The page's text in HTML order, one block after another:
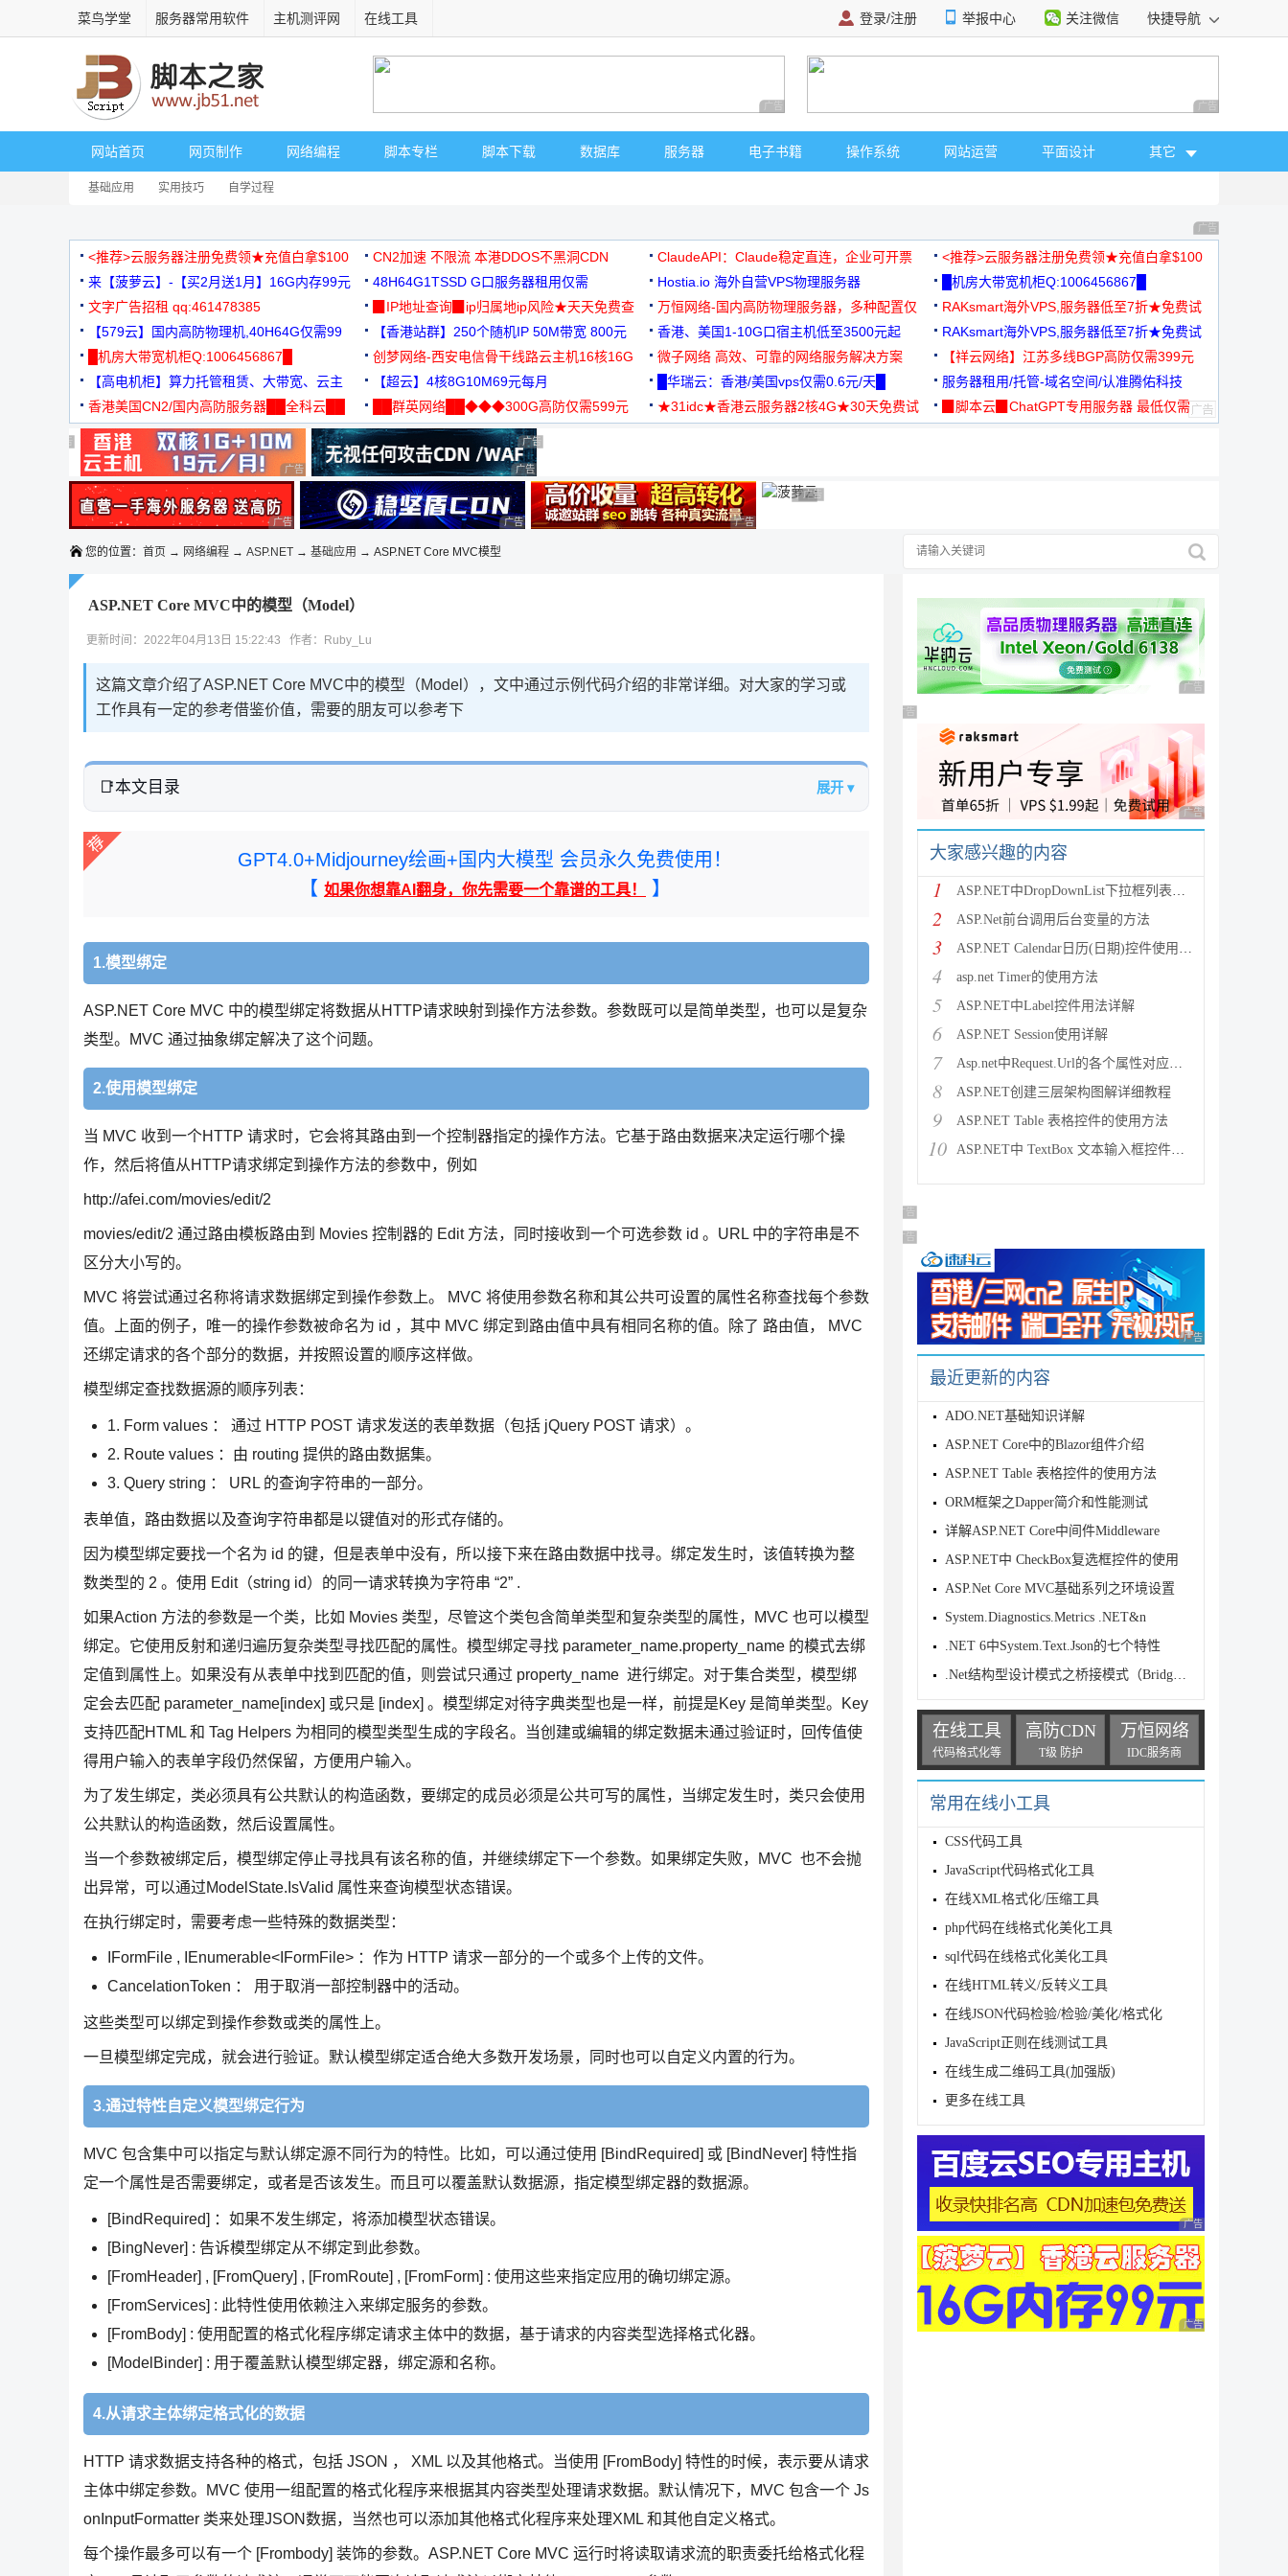
菜鸟学堂 服务器常用软件 主机测评网 在线工具 登录/注册 举报中心 关注微信 快捷导航
广告 商业广告，理性选择 广告 商业广告，理
网站首页 网页制作 网络编程 脚本专栏 脚本下载 数据库 服务器 电子书籍 操作系统 网站运营 平面设计 其它
基础应用 实用技巧 自学过程
广告 商业广告，理
<推荐>云服务器注册免费领★充值白拿$100 CN2加速 不限流 本港DDOS不黑洞CDN ClaudeAPI：Claude稳定直连，企业可开票
<推荐>云服务器注册免费领★充值白拿$100
来【菠萝云】-【买2月送1月】16G内存99元
48H64G1TSSD G口服务器租用仅需
3000+可免费测试
Hostia.io 海外自营VPS物理服务器
█机房大带宽机柜Q:1006456867█
文字广告招租 qq:461478385
▉IP地址查询▉ip归属地ip风险★天天免费查
万恒网络-国内高防物理服务器，多种配置仅
99元/月起
RAKsmart海外VPS,服务器低至7折★免费试
用★
【579云】国内高防物理机,40H64G仅需99
元
【香港站群】250个随机IP 50M带宽 800元 香港、美国1-10G口宿主机低至3500元起
RAKsmart海外VPS,服务器低至7折★免费试
用★
█机房大带宽机柜Q:1006456867█
创梦网络-西安电信骨干线路云主机16核16G
88元/月
微子网络 高效、可靠的网络服务解决方案
【祥云网络】江苏多线BGP高防仅需399元
【高电机柜】算力托管租赁、大带宽、云主
机
【超云】4核8G10M69元每月 █华瑞云：香港/美国vps仅需0.6元/天█
服务器租用/托管-域名空间/认准腾佑科技
香港美国CN2/国内高防服务器██全科云██
██群英网络██◆◆◆300G高防仅需599元
◆◆◆
★31idc★香港云服务器2核4G★30天免费试
▉脚本云▉ChatGPT专用服务器 最低仅需
广告 商业广告，理性选择
广告 商业广告，理性选择
广告 商业广告，理性选择 广告 商业广告，理性选择
广告 商业广告，理性选择
广告 商业广告，理性选择 广告 商业广告，理性选择 广告 商业广告，理性选择
广告 商业广告，理性选择
广告 商业广告，理性选择
您的位置： 首页 → 网络编程 → ASP.NET → 基础应用 → ASP.NET Core MVC模型
ASP.NET Core MVC中的模型（Model）
更新时间：2022年04月13日 15:22:43 作者：Ruby_Lu
这篇文章介绍了ASP.NET Core MVC中的模型（Model），文中通过示例代码介绍的非常详细。对大家的学习或
工作具有一定的参考借鉴价值，需要的朋友可以参考下
本文目录 展开 ▾
GPT4.0+Midjourney绘画+国内大模型 会员永久免费使用！
【 如果你想靠AI翻身，你先需要一个靠谱的工具！ 】
1.模型绑定
ASP.NET Core MVC 中的模型绑定将数据从HTTP请求映射到操作方法参数。参数既可以是简单类型，也可以是复杂
类型。MVC 通过抽象绑定解决了这个问题。
2.使用模型绑定
当 MVC 收到一个HTTP 请求时，它会将其路由到一个控制器指定的操作方法。它基于路由数据来决定运行哪个操
作，然后将值从HTTP请求绑定到操作方法的参数中，例如
http://afei.com/movies/edit/2
movies/edit/2 通过路由模板路由到 Movies 控制器的 Edit 方法，同时接收到一个可选参数 id 。URL 中的字符串是不
区分大小写的。
MVC 将尝试通过名称将请求数据绑定到操作参数上。 MVC 将使用参数名称和其公共可设置的属性名称查找每个参数
值。上面的例子，唯一的操作参数被命名为 id ，其中 MVC 绑定到路由值中具有相同名称的值。除了 路由值， MVC
还绑定请求的各个部分的数据，并按照设置的顺序这样做。
模型绑定查找数据源的顺序列表：
1. Form values ： 通过 HTTP POST 请求发送的表单数据（包括 jQuery POST 请求）。
2. Route values ：由 routing 提供的路由数据集。
3. Query string ： URL 的查询字符串的一部分。
表单值，路由数据以及查询字符串都是以键值对的形式存储的。
因为模型绑定要找一个名为 id 的键，但是表单中没有，所以接下来在路由数据中找寻。绑定发生时，该值转换为整
数类型的 2 。使用 Edit（string id）的同一请求转换为字符串 “2” .
如果Action 方法的参数是一个类，比如 Movies 类型，尽管这个类包含简单类型和复杂类型的属性，MVC 也可以模型
绑定。它使用反射和递归遍历复杂类型寻找匹配的属性。模型绑定寻找 parameter_name.property_name 的模式去绑
定值到属性上。如果没有从表单中找到匹配的值，则尝试只通过 property_name 进行绑定。对于集合类型，模型绑
定会去匹配 parameter_name[index] 或只是 [index] 。模型绑定对待字典类型也是一样，前提是Key 是简单类型。Key
支持匹配HTML 和 Tag Helpers 为相同的模型类型生成的字段名。当创建或编辑的绑定数据未通过验证时，回传值使
得用户输入的表单字段仍然保留，方便用户输入。
为了发生绑定，类必须具有公共默认的构造函数，要绑定的成员必须是公共可写的属性，当绑定发生时，类只会使用
公共默认的构造函数，然后设置属性。
当一个参数被绑定后，模型绑定停止寻找具有该名称的值，并继续绑定下一个参数。如果绑定失败，MVC 也不会抛
出异常，可以通过ModelState.IsValid 属性来查询模型状态错误。
在执行绑定时，需要考虑一些特殊的数据类型：
IFormFile , IEnumerable<IFormFile> ：作为 HTTP 请求一部分的一个或多个上传的文件。
CancelationToken ： 用于取消一部控制器中的活动。
这些类型可以绑定到操作参数或类的属性上。
一旦模型绑定完成，就会进行验证。默认模型绑定适合绝大多数开发场景，同时也可以自定义内置的行为。
3.通过特性自定义模型绑定行为
MVC 包含集中可以指定与默认绑定源不同行为的特性。比如，可以通过使用 [BindRequired] 或 [BindNever] 特性指
定一个属性是否需要绑定，或者是否该发生。而且可以覆盖默认数据源，指定模型绑定器的数据源。
[BindRequired] ：如果不发生绑定，将添加模型状态错误。
[BingNever] : 告诉模型绑定从不绑定到此参数。
[FromHeader] , [FromQuery] , [FromRoute] , [FromForm] : 使用这些来指定应用的确切绑定源。
[FromServices] : 此特性使用依赖注入来绑定服务的参数。
[FromBody] : 使用配置的格式化程序绑定请求主体中的数据，基于请求的内容类型选择格式化器。
[ModelBinder] : 用于覆盖默认模型绑定器，绑定源和名称。
4.从请求主体绑定格式化的数据
HTTP 请求数据支持各种的格式，包括 JSON ， XML 以及其他格式。当使用 [FromBody] 特性的时候，表示要从请求
主体中绑定参数。MVC 使用一组配置的格式化程序来根据其内容类型处理请求数据。默认情况下，MVC 包含一个 Js
onInputFormatter 类来处理JSON数据，当然也可以添加其他格式化程序来处理XML 和其他自定义格式。
每个操作最多可以有一个 [Frombody] 装饰的参数。ASP.NET Core MVC 运行时将读取请求流的职责委托给格式化程
广告 商业广告，理性
广告 商业广告，理性选择
广告 商业广告，理性
大家感兴趣的内容
1 ASP.NET中DropDownList下拉框列表控件绑定数
2 ASP.Net前台调用后台变量的方法
3 ASP.NET Calendar日历(日期)控件使用方法
4 asp.net Timer的使用方法
5 ASP.NET中Label控件用法详解
6 ASP.NET Session使用详解
7 Asp.net中Request.Url的各个属性对应的意义介
8 ASP.NET创建三层架构图解详细教程
9 ASP.NET Table 表格控件的使用方法
10 ASP.NET中 TextBox 文本输入框控件的使用方法
广告 商业广告，理性选择
广告 商业广告，理性选择
广告 商业广告，理性
最近更新的内容
ADO.NET基础知识详解
ASP.NET Core中的Blazor组件介绍
ASP.NET Table 表格控件的使用方法
ORM框架之Dapper简介和性能测试
详解ASP.NET Core中间件Middleware
ASP.NET中 CheckBox复选框控件的使用
ASP.Net Core MVC基础系列之环境设置
System.Diagnostics.Metrics .NET&n
.NET 6中System.Text.Json的七个特性
.Net结构型设计模式之桥接模式（Bridge）
在线工具
代码格式化等
高防CDN
T级 防护
万恒网络
IDC服务商
常用在线小工具
CSS代码工具
JavaScript代码格式化工具
在线XML格式化/压缩工具
php代码在线格式化美化工具
sql代码在线格式化美化工具
在线HTML转义/反转义工具
在线JSON代码检验/检验/美化/格式化
JavaScript正则在线测试工具
在线生成二维码工具(加强版)
更多在线工具
广告 商业广告，理性
广告 商业广告，理性